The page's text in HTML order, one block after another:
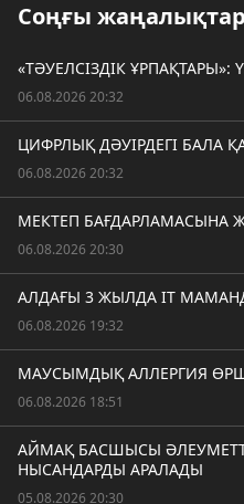
Соңғы жаңалықтар
«ТӘУЕЛСІЗДІК
06.08.2026 20:32
ЦИФРЛЫҚ ДӘУІРДЕГІ БАЛА
06.08.2026 20:32
МЕКТЕП БАҒДАРЛАМАСЫНА
06.08.2026 20:30
АЛДАҒЫ 3 ЖЫЛДА IT
06.08.2026 19:32
МАУСЫМДЫҚ АЛЛЕРГИЯ
06.08.2026 18:51
АЙМАҚ БАСШЫСЫ
НЫСАНДАРДЫ АРАЛАДЫ
05.08.2026 20:30